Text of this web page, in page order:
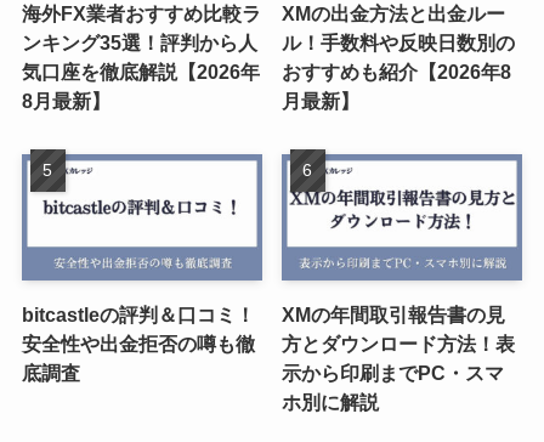
海外FX業者おすすめ比較ラ
ンキング35選！評判から人
気口座を徹底解説【2026年
8月最新】
XMの出金方法と出金ルー
ル！手数料や反映日数別の
おすすめも紹介【2026年8
月最新】
bitcastleの評判＆口コミ！
安全性や出金拒否の噂も徹
底調査
XMの年間取引報告書の見
方とダウンロード方法！表
示から印刷までPC・スマ
ホ別に解説